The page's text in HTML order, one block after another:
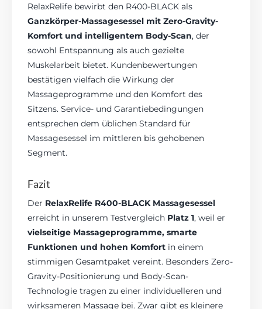
RelaxRelife bewirbt den R400-BLACK als
Ganzkörper-Massagesessel mit Zero-Gravity-
Komfort und intelligentem Body-Scan, der
sowohl Entspannung als auch gezielte
Muskelarbeit bietet. Kundenbewertungen
bestätigen vielfach die Wirkung der
Massageprogramme und den Komfort des
Sitzens. Service- und Garantiebedingungen
entsprechen dem üblichen Standard für
Massagesessel im mittleren bis gehobenen
Segment.
Fazit
Der RelaxRelife R400-BLACK Massagesessel
erreicht in unserem Testvergleich Platz 1, weil er
vielseitige Massageprogramme, smarte
Funktionen und hohen Komfort in einem
stimmigen Gesamtpaket vereint. Besonders Zero-
Gravity-Positionierung und Body-Scan-
Technologie tragen zu einer individuelleren und
wirksameren Massage bei. Zwar gibt es kleinere